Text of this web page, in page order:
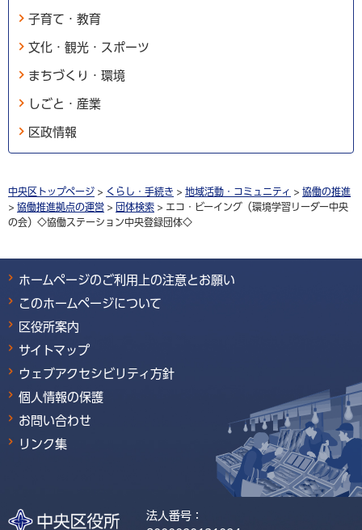
子育て・教育
文化・観光・スポーツ
まちづくり・環境
しごと・産業
区政情報
中央区トップページ > くらし・手続き > 地域活動・コミュニティ > 協働の推進
> 協働推進拠点の運営 > 団体検索 > エコ・ビーイング（環境学習リーダー中央
の会）◇協働ステーション中央登録団体◇
ホームページのご利用上の注意とお願い
このホームページについて
区役所案内
サイトマップ
ウェブアクセシビリティ方針
個人情報の保護
お問い合わせ
リンク集
法人番号：